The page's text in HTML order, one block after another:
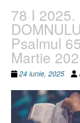
78 I 2025.
Psalmul
Martie
24 iunie, 2025